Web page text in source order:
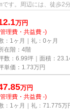
す。周辺には、徒歩2
で...
万円
理費・共益費 -)
：1ヶ月｜礼：0ヶ月
在階：4階
数：6.99坪｜面積：
単価： 1.73万円
万円
理費・共益費 -)
：1ヶ月｜礼：71.775万